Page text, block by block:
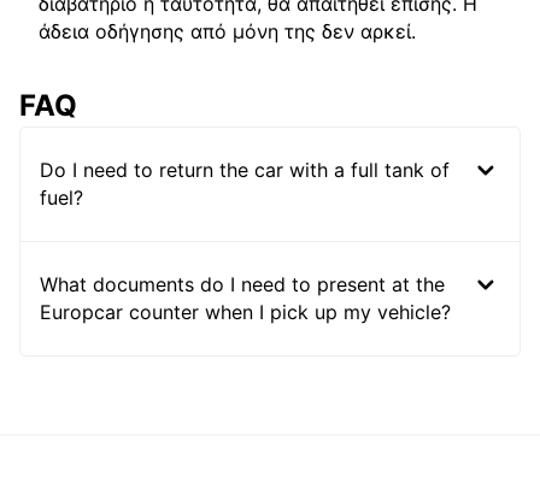
άδεια οδήγησης από μόνη της δεν αρκεί.
FAQ
Do I need to return the car with a full tank of
fuel?
What documents do I need to present at the
Europcar counter when I pick up my vehicle?